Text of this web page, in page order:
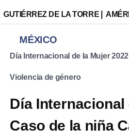
GUTIÉRREZ DE LA TORRE
MÉXICO
Día Internacional de la Mujer 2022
Violencia de género
Día Internacional
Caso de la niña